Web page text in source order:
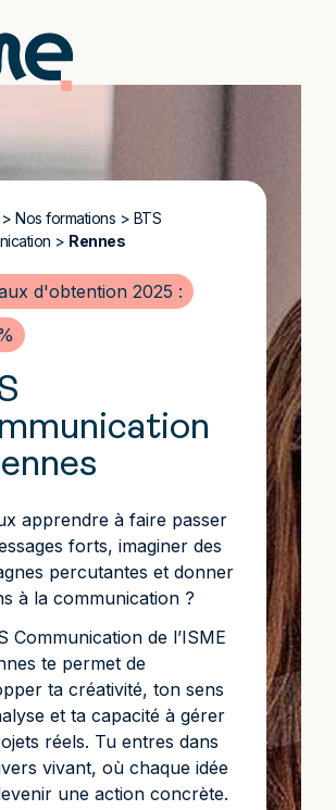
> Nos formations > BTS
> Rennes
d'obtention 2025 :
apprendre à faire passer
forts, imaginer des
percutantes et donner
à la communication ?
Communication de l’ISME
te permet de
ta créativité, ton sens
et ta capacité à gérer
réels. Tu entres dans
vivant, où chaque idée
une action concrète.